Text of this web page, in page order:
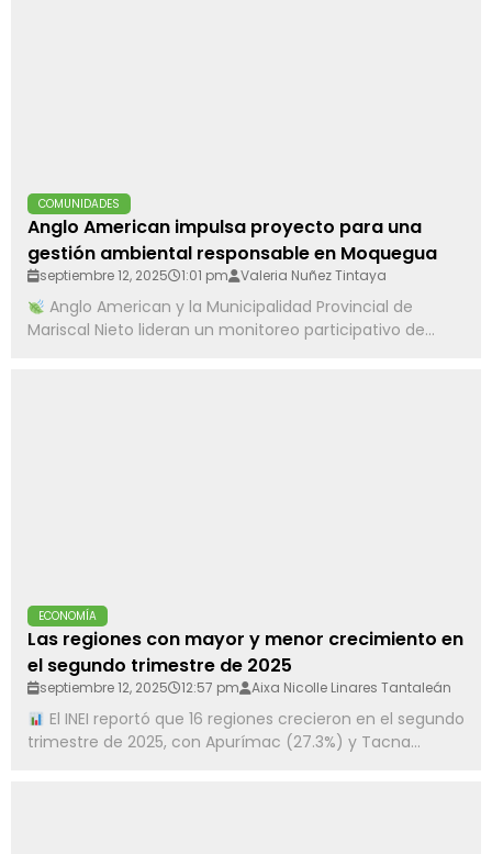
COMUNIDADES
Anglo American impulsa proyecto para una
gestión ambiental responsable en Moquegua
septiembre 12, 2025 1:01 pm Valeria Nuñez Tintaya
Anglo American y la Municipalidad Provincial de
Mariscal Nieto lideran un monitoreo participativo de...
ECONOMÍA
Las regiones con mayor y menor crecimiento en
el segundo trimestre de 2025
septiembre 12, 2025 12:57 pm Aixa Nicolle Linares Tantaleán
El INEI reportó que 16 regiones crecieron en el segundo
trimestre de 2025, con Apurímac (27.3%) y Tacna...